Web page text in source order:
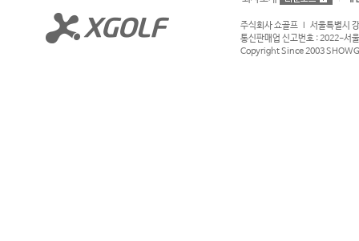
주식회사 쇼골프 l 서울특별시
통신판매업 신고번호 : 2022-
Copyright Since 2003